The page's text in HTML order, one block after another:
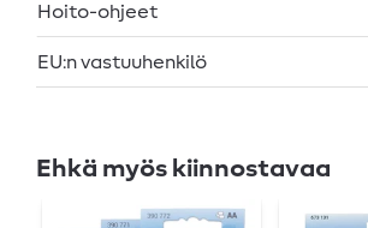
Hoito-ohjeet
EU:n vastuuhenkilö
Ehkä myös kiinnostavaa